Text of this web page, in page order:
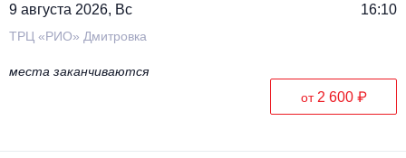
9 августа 2026, Вс 16:10
ТРЦ «РИО» Дмитровка
места заканчиваются
от 2 600 ₽